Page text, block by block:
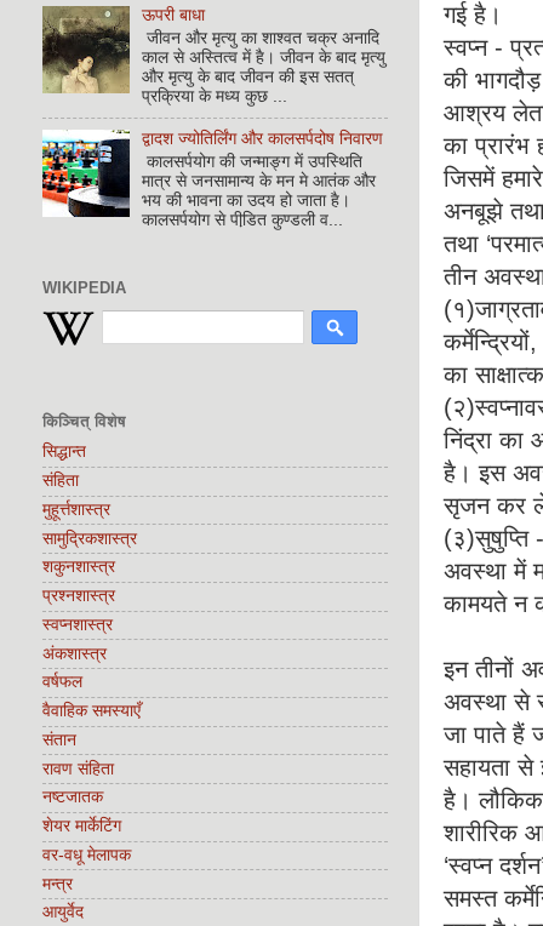
गई है।
स्वप्न -
की
आश्रय लेता
का प्रारंभ
जिसमें
अनबूझे तथा
तथा
तीन
का
निंद्रा का
है। इस
सृजन कर
(३)सुषुप्ति
अवस्था में
कामयते न
इन तीनों
अवस्था से
जा पाते हैं
सहायता से
है। लौकिक
शारीरिक
‘स्वप्न
समस्त
ऊपरी बाधा
जीवन और मृत्यु का शाश्वत चक्र अनादि
काल से अस्तित्व में है। जीवन के बाद मृत्यु
और मृत्यु के बाद जीवन की इस सतत्
प्रक्रिया के मध्य कुछ ...
द्वादश ज्योतिर्लिंग और कालसर्पदोष निवारण
कालसर्पयोग की जन्माङ्ग में उपस्थिति
मात्र से जनसामान्य के मन मे आतंक और
भय की भावना का उदय हो जाता है।
कालसर्पयोग से पीडि़त कुण्डली व...
WIKIPEDIA
किञ्चित् विशेष
सिद्धान्त
संहिता
मुहूर्त्तशास्त्र
सामुद्रिकशास्त्र
शकुनशास्त्र
प्रश्नशास्त्र
स्वप्नशास्त्र
अंकशास्त्र
वर्षफल
वैवाहिक समस्याएँ
संतान
रावण संहिता
नष्टजातक
शेयर मार्केटिंग
वर-वधू मेलापक
मन्त्र
आयुर्वेद